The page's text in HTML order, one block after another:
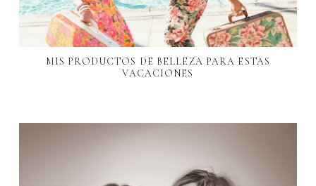
MIS PRODUCTOS DE BELLEZA PARA ESTAS
VACACIONES